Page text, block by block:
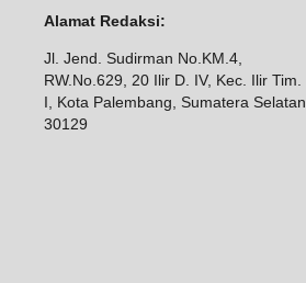
Alamat Redaksi:
Jl. Jend. Sudirman No.KM.4,
RW.No.629, 20 Ilir D. IV, Kec. Ilir Tim.
I, Kota Palembang, Sumatera Selatan
30129